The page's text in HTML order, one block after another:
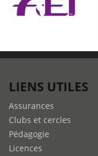
LIENS UTILES
Assurances
Clubs et cercles
Pédagogie
Licences